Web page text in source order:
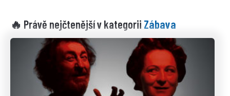
🔥 Právě nejčtenější v kategorii Zábava